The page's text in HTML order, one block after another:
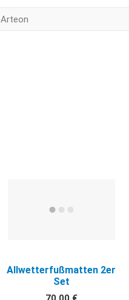
Arteon
Allwetterfußmatten 2er
Set